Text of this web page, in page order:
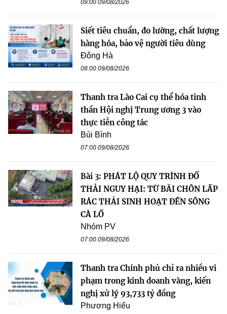
09:00 09/08/2026
Siết tiêu chuẩn, đo lường, chất lượng
hàng hóa, bảo vệ người tiêu dùng
Đông Hà
08:00 09/08/2026
Thanh tra Lào Cai cụ thể hóa tinh
thần Hội nghị Trung ương 3 vào
thực tiễn công tác
Bùi Bình
07:00 09/08/2026
Bài 3: PHÁT LỘ QUY TRÌNH ĐỔ
THẢI NGUY HẠI: TỪ BÃI CHÔN LẤP
RÁC THẢI SINH HOẠT ĐẾN SÔNG
CÀ LỒ
Nhóm PV
07:00 09/08/2026
Thanh tra Chính phủ chỉ ra nhiều vi
phạm trong kinh doanh vàng, kiến
nghị xử lý 93,733 tỷ đồng
Phương Hiếu